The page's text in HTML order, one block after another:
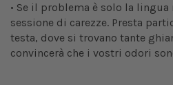
• Se il problema è solo la
sessione di carezze. Presta
testa, dove si trovano tante
convincerà che i vostri odori